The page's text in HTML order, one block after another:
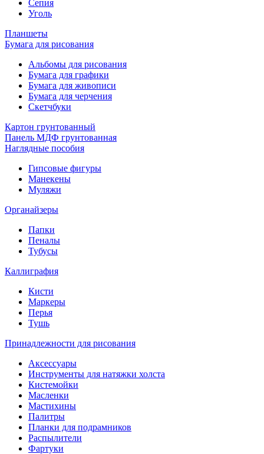
Сепия
Уголь
Планшеты
Бумага для рисования
Альбомы для рисования
Бумага для графики
Бумага для живописи
Бумага для черчения
Скетчбуки
Картон грунтованный
Панель МДФ грунтованная
Наглядные пособия
Гипсовые фигуры
Манекены
Муляжи
Органайзеры
Папки
Пеналы
Тубусы
Каллиграфия
Кисти
Маркеры
Перья
Тушь
Принадлежности для рисования
Аксессуары
Инструменты для натяжки холста
Кистемойки
Масленки
Мастихины
Палитры
Планки для подрамников
Распылители
Фартуки